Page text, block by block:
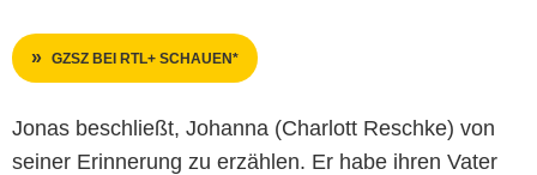
GZSZ BEI RTL+ SCHAUEN*
Jonas beschließt, Johanna (Charlott Reschke) von
seiner Erinnerung zu erzählen. Er habe ihren Vater